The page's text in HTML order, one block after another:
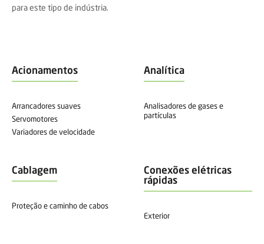
para este tipo de indústria.
Acionamentos
Arrancadores suaves
Servomotores
Variadores de velocidade
Analítica
Analisadores de gases e
partículas
Cablagem
Proteção e caminho de cabos
Conexões elétricas
rápidas
Exterior